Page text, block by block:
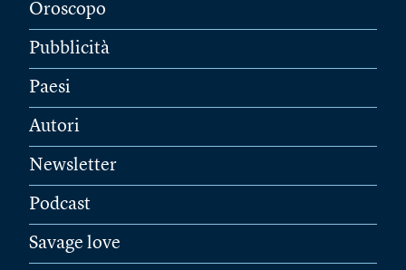
Oroscopo
Pubblicità
Paesi
Autori
Newsletter
Podcast
Savage love